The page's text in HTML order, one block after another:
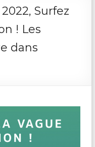
Surfez
! Les
dans